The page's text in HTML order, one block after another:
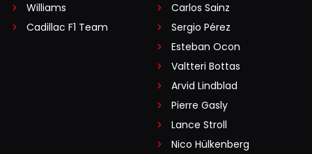
Williams
Cadillac F1 Team
Carlos Sainz
Sergio Pérez
Esteban Ocon
Valtteri Bottas
Arvid Lindblad
Pierre Gasly
Lance Stroll
Nico Hülkenberg